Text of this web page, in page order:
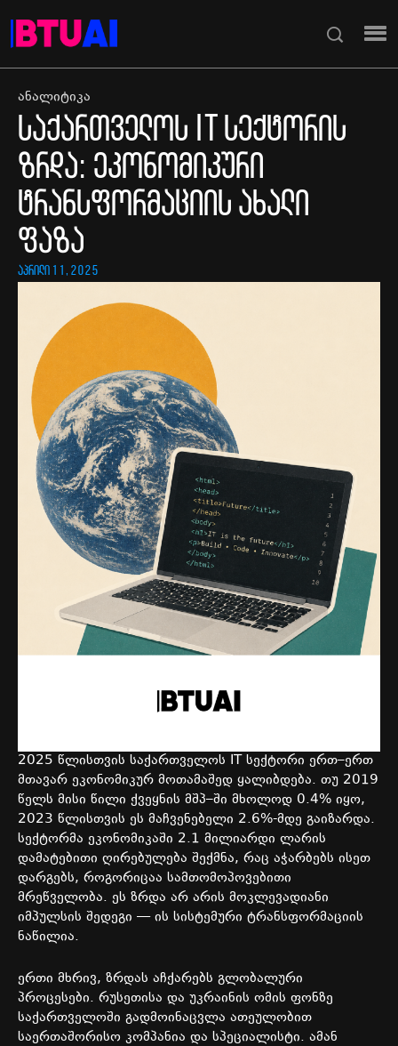
ანალიტიკა
საქართველოს IT სექტორის
ზრდა: ეკონომიკური
ტრანსფორმაციის ახალი
ფაზა
აპრილი 11, 2025
2025 წლისთვის საქართველოს ITსექტორი ერთ–ერთ
მთავარ ეკონომიკურ მოთამაშედ ყალიბდება. თუ 2019
წელს მისი წილი ქვეყნის მშპ–ში მხოლოდ 0.4% იყო,
2023 წლისთვის ეს მაჩვენებელი 2.6%-მდე გაიზარდა.
სექტორმა ეკონომიკაში 2.1 მილიარდი ლარის
დამატებითი ღირებულება შექმნა, რაც აჭარბებს ისეთ
დარგებს, როგორიცაა სამთომოპოვებითი
მრეწველობა. ეს ზრდა არ არის მოკლევადიანი
იმპულსის შედეგი —ის სისტემური ტრანსფორმაციის
ნაწილია.
ერთი მხრივ, ზრდას აჩქარებს გლობალური
პროცესები. რუსეთისა და უკრაინის ომის ფონზე
საქართველოში გადმოინაცვლა ათეულობით
საერთაშორისო კომპანია და სპეციალისტი. ამან